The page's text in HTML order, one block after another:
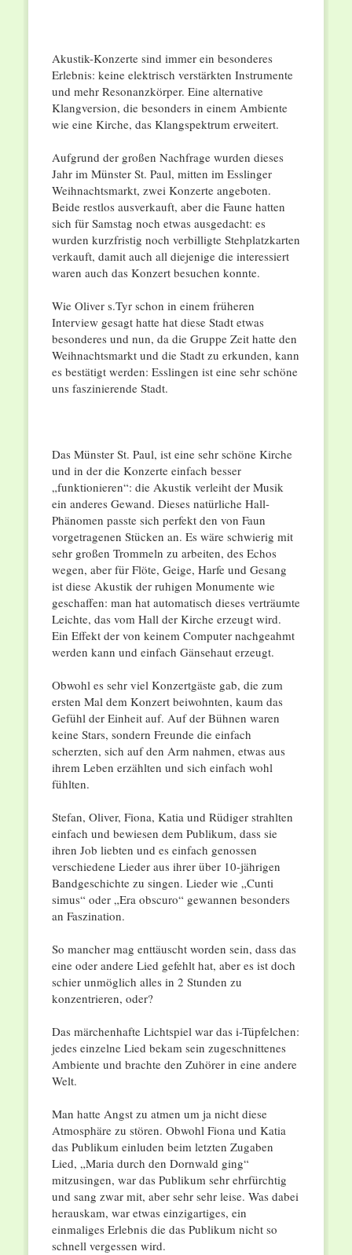
Akustik-Konzerte sind immer ein besonderes
Erlebnis: keine elektrisch verstärkten Instrumente
und mehr Resonanzkörper. Eine alternative
Klangversion, die besonders in einem Ambiente
wie eine Kirche, das Klangspektrum erweitert.
Aufgrund der großen Nachfrage wurden dieses
Jahr im Münster St. Paul, mitten im Esslinger
Weihnachtsmarkt, zwei Konzerte angeboten.
Beide restlos ausverkauft, aber die Faune hatten
sich für Samstag noch etwas ausgedacht: es
wurden kurzfristig noch verbilligte Stehplatzkarten
verkauft, damit auch all diejenige die interessiert
waren auch das Konzert besuchen konnte.
Wie Oliver s.Tyr schon in einem früheren
Interview gesagt hatte hat diese Stadt etwas
besonderes und nun, da die Gruppe Zeit hatte den
Weihnachtsmarkt und die Stadt zu erkunden, kann
es bestätigt werden: Esslingen ist eine sehr schöne
uns faszinierende Stadt.
Das Münster St. Paul, ist eine sehr schöne Kirche
und in der die Konzerte einfach besser
„funktionieren“: die Akustik verleiht der Musik
ein anderes Gewand. Dieses natürliche Hall-
Phänomen passte sich perfekt den von Faun
vorgetragenen Stücken an. Es wäre schwierig mit
sehr großen Trommeln zu arbeiten, des Echos
wegen, aber für Flöte, Geige, Harfe und Gesang
ist diese Akustik der ruhigen Monumente wie
geschaffen: man hat automatisch dieses verträumte
Leichte, das vom Hall der Kirche erzeugt wird.
Ein Effekt der von keinem Computer nachgeahmt
werden kann und einfach Gänsehaut erzeugt.
Obwohl es sehr viel Konzertgäste gab, die zum
ersten Mal dem Konzert beiwohnten, kaum das
Gefühl der Einheit auf. Auf der Bühnen waren
keine Stars, sondern Freunde die einfach
scherzten, sich auf den Arm nahmen, etwas aus
ihrem Leben erzählten und sich einfach wohl
fühlten.
Stefan, Oliver, Fiona, Katia und Rüdiger strahlten
einfach und bewiesen dem Publikum, dass sie
ihren Job liebten und es einfach genossen
verschiedene Lieder aus ihrer über 10-jährigen
Bandgeschichte zu singen. Lieder wie „Cunti
simus“ oder „Era obscuro“ gewannen besonders
an Faszination.
So mancher mag enttäuscht worden sein, dass das
eine oder andere Lied gefehlt hat, aber es ist doch
schier unmöglich alles in 2 Stunden zu
konzentrieren, oder?
Das märchenhafte Lichtspiel war das i-Tüpfelchen:
jedes einzelne Lied bekam sein zugeschnittenes
Ambiente und brachte den Zuhörer in eine andere
Welt.
Man hatte Angst zu atmen um ja nicht diese
Atmosphäre zu stören. Obwohl Fiona und Katia
das Publikum einluden beim letzten Zugaben
Lied, „Maria durch den Dornwald ging“
mitzusingen, war das Publikum sehr ehrfürchtig
und sang zwar mit, aber sehr sehr leise. Was dabei
herauskam, war etwas einzigartiges, ein
einmaliges Erlebnis die das Publikum nicht so
schnell vergessen wird.